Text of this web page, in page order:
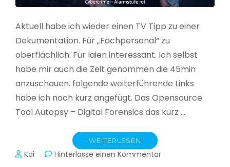
Aktuell habe ich wieder einen TV Tipp zu einer
Dokumentation. Für „Fachpersonal“ zu
oberflächlich. Für laien interessant. Ich selbst
habe mir auch die Zeit genommen die 45min
anzuschauen. folgende weiterführende Links
habe ich noch kurz angefügt. Das Opensource
Tool Autopsy – Digital Forensics das kurz …
WEITERLESEN
Kai Hinterlasse einen Kommentarzu